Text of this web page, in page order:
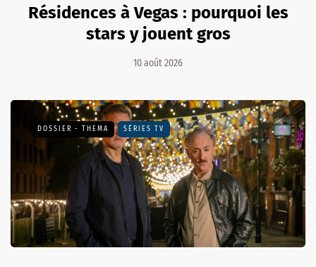
Résidences à Vegas : pourquoi les
stars y jouent gros
10 août 2026
DOSSIER - THEMA SÉRIES TV